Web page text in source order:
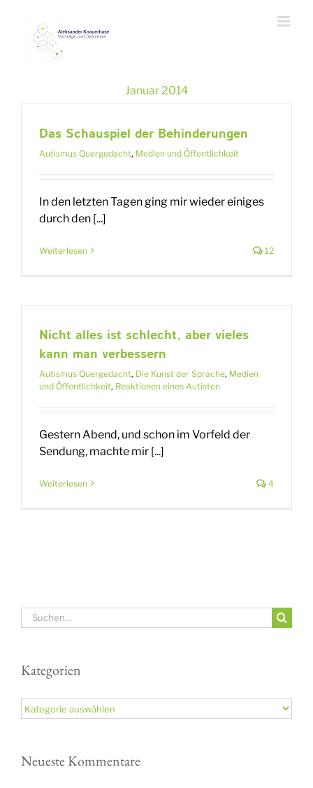
springen
Januar 2014
Das Schauspiel der Behinderungen
Autismus Quergedacht, Medien und Öffentlichkeit
In den letzten Tagen ging mir wieder einiges
durch den [...]
Weiterlesen 12
Nicht alles ist schlecht, aber vieles
kann man verbessern
Autismus Quergedacht, Die Kunst der Sprache, Medien
und Öffentlichkeit, Reaktionen eines Autisten
Gestern Abend, und schon im Vorfeld der
Sendung, machte mir [...]
Weiterlesen 4
Suche
nach:
Kategorien
Kategorien
Neueste Kommentare